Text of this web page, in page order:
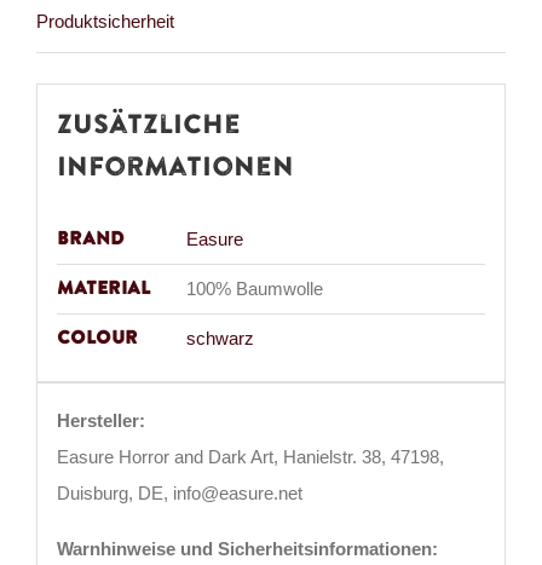
Produktsicherheit
Zusätzliche
Informationen
Brand Easure
Material 100% Baumwolle
Colour schwarz
Hersteller:
Easure Horror and Dark Art, Hanielstr. 38, 47198,
Duisburg, DE, info@easure.net
Warnhinweise und Sicherheitsinformationen: